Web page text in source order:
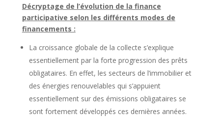
Décryptage de l’évolution de la finance
participative selon les différents modes de
financements :
La croissance globale de la collecte s’explique
essentiellement par la forte progression des prêts
obligataires. En effet, les secteurs de l’immobilier et
des énergies renouvelables qui s’appuient
essentiellement sur des émissions obligataires se
sont fortement développés ces dernières années.